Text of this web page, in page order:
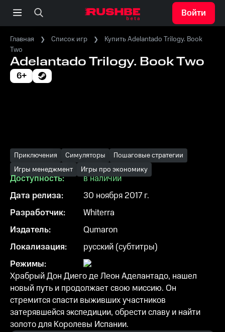
Войти
Главная Список игр
Купить Adelantado Trilogy. Book
Two
Adelantado Trilogy. Book Two
6+
Приключения Симуляторы
Пошаговые стратегии
Игры менеджмент
Игры про экономику
Доступность:
в наличии
Дата релиза:
30 ноября 2017 г.
Разработчик:
Whiterra
Издатель:
Qumaron
Локализация:
русский (субтитры)
Режимы:
Храбрый Дон Диего де Леон Аделантадо, нашел
новый путь и продолжает свою миссию. Он
стремится спасти выживших участников
затерявшейся экспедиции, обрести славу и найти
золото для Королевы Испании.